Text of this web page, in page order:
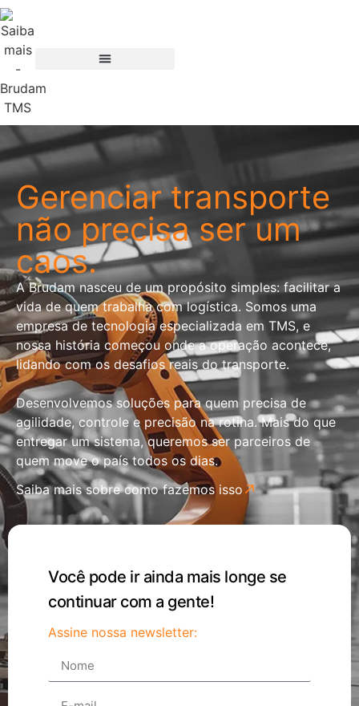
Gerenciar transporte
não precisa ser um
caos.
A Brudam nasceu de um propósito simples: facilitar a
vida de quem trabalha com logística. Somos uma
empresa de tecnologia especializada em TMS, e
nossa história começou onde a operação acontece,
lidando com os desafios reais do transporte.
Desenvolvemos soluções para quem precisa de
agilidade, controle e precisão na rotina. Mais do que
entregar um sistema, queremos ser parceiros de
quem move o país todos os dias.
Saiba mais sobre como fazemos isso
Você pode ir ainda mais longe se
continuar com a gente!
Assine nossa newsletter: